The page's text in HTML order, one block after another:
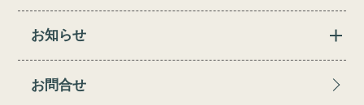
お知らせ
お問合せ